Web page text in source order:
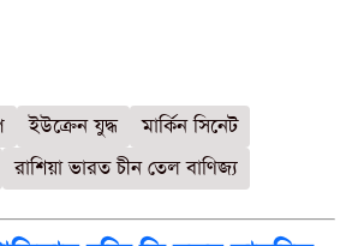
ইউক্রেন যুদ্ধ
মার্কিন সিনেট
রাশিয়া ভারত চীন তেল বাণিজ্য